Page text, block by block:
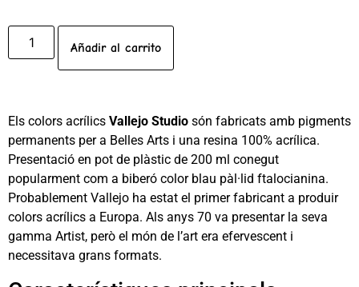
Añadir al carrito
Els colors acrílics Vallejo Studio són fabricats amb pigments
permanents per a Belles Arts i una resina 100% acrílica.
Presentació en pot de plàstic de 200 ml conegut
popularment com a biberó color blau pàl·lid ftalocianina.
Probablement Vallejo ha estat el primer fabricant a produir
colors acrílics a Europa. Als anys 70 va presentar la seva
gamma Artist, però el món de l’art era efervescent i
necessitava grans formats.